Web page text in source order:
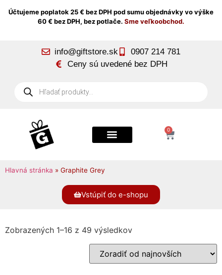
Účtujeme poplatok 25 € bez DPH pod sumu objednávky vo výške
60 € bez DPH, bez potlače. Sme veľkoobchod.
info@giftstore.sk
0907 214 781
Ceny sú uvedené bez DPH
0
Hlavná stránka » Graphite Grey
Vstúpiť do e-shopu
Zobrazených 1–16 z 49 výsledkov